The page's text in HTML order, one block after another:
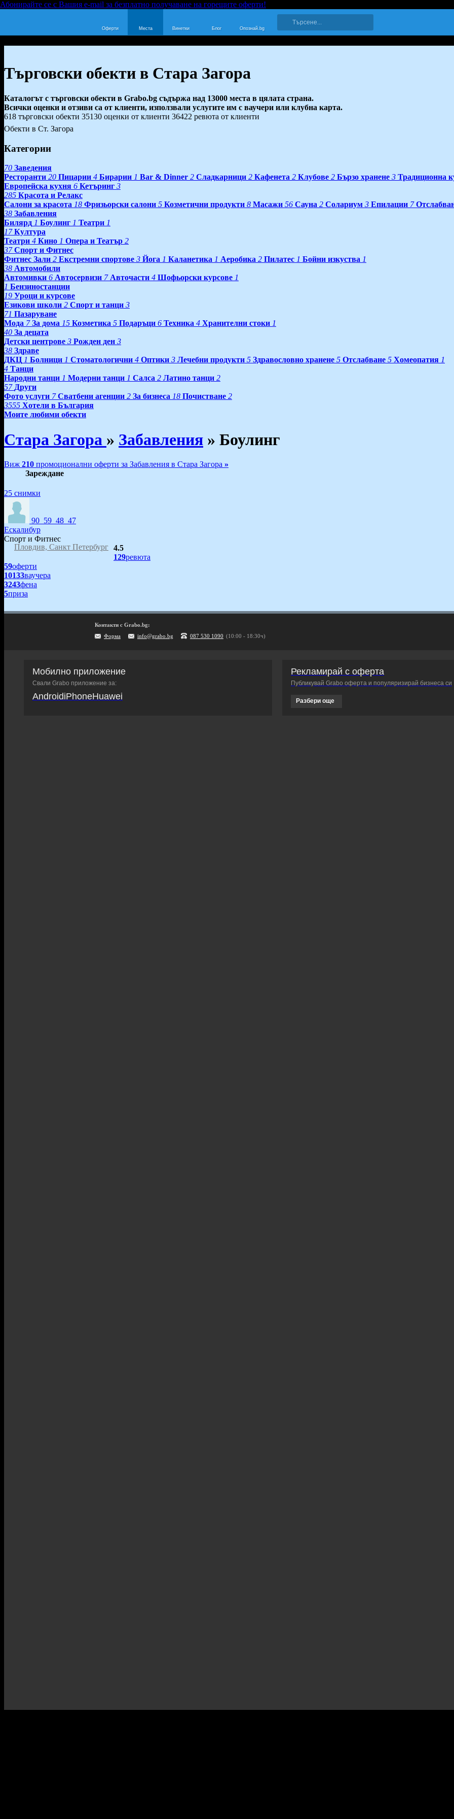
Абонирайте се с Вашия e-mail за безплатно получаване на горещите оферти!
Оферти Места Винетки Блог Опознай.bg
Търговски обекти в Стара Загора
Каталогът с търговски обекти в Grabo.bg съдържа над 13000 места в цялата страна.
Всички оценки и отзиви са от клиенти, използвали услугите им с ваучери или клубна карта.
618 търговски обекти 35130 оценки от клиенти 36422 ревюта от клиенти
Обекти в Ст. Загора
Категории
70 Заведения
Ресторанти 20 Пицарии 4 Бирарии 1 Bar & Dinner 2 Сладкарници 2 Кафенета 2 Клубове 2 Бързо хранене 3 Традиционна
Европейска кухня 6 Кетъринг 3
285 Красота и Релакс
Салони за красота 18 Фризьорски салони 5 Козметични продукти 8 Масажи 56 Сауна 2 Солариум 3 Епилации 7
38 Забавления
Билярд 1 Боулинг 1 Театри 1
17 Култура
Театри 4 Кино 1 Опера и Театър 2
37 Спорт и Фитнес
Фитнес Зали 2 Екстремни спортове 3 Йога 1 Каланетика 1 Аеробика 2 Пилатес 1 Бойни изкуства 1
38 Автомобили
Автомивки 6 Автосервизи 7 Авточасти 4 Шофьорски курсове 1
1 Бензиностанции
19 Уроци и курсове
Езикови школи 2 Спорт и танци 3
71 Пазаруване
Мода 7 За дома 15 Козметика 5 Подаръци 6 Техника 4 Хранителни стоки 1
40 За децата
Детски центрове 3 Рожден ден 3
38 Здраве
ДКЦ 1 Болници 1 Стоматологични 4 Оптики 3 Лечебни продукти 5 Здравословно хранене 5 Отслабване 5 Хомеопатия 1
4 Танци
Народни танци 1 Модерни танци 1 Салса 2 Латино танци 2
57 Други
Фото услуги 7 Сватбени агенции 2 За бизнеса 18 Почистване 2
3555 Хотели в България
Моите любими обекти
Стара Загора » Забавления » Боулинг
Виж 210 промоционални оферти за Забавления в Стара Загора »
Зареждане
25 снимки
90 59 48 47
Ескалибур
Спорт и Фитнес
Пловдив, Санкт Петербург
4.5
129ревюта
59оферти
10133ваучера
3243фена
5приза
Контакти с Grabo.bg:
Форма
info@grabo.bg 087 530 1090 (10:00 - 18:30ч)
Мобилно приложение
Свали Grabo приложение за:
AndroidiPhoneHuawei
Рекламирай с оферта
Публикувай Grabo оферта и популяризирай бизнеса си
Разбери още